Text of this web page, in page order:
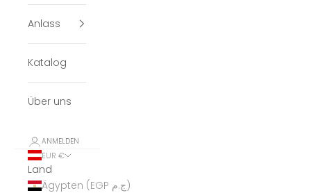
Anlass
Katalog
Über uns
ANMELDEN
EUR €
Land
Ägypten (EGP ج.م)